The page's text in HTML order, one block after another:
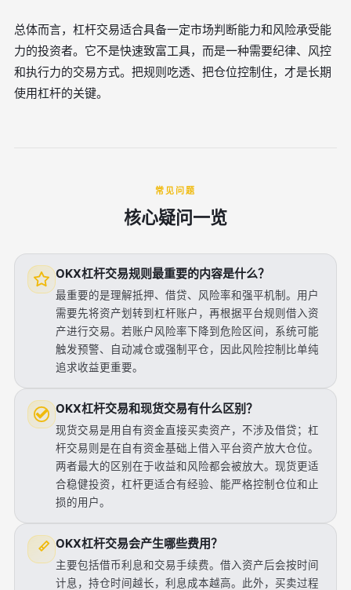
总体而言，杠杆交易适合具备一定市场判断能力和风险承受能
力的投资者。它不是快速致富工具，而是一种需要纪律、风控
和执行力的交易方式。把规则吃透、把仓位控制住，才是长期
使用杠杆的关键。
常见问题
核心疑问一览
OKX杠杆交易规则最重要的内容是什么？
最重要的是理解抵押、借贷、风险率和强平机制。用户
需要先将资产划转到杠杆账户，再根据平台规则借入资
产进行交易。若账户风险率下降到危险区间，系统可能
触发预警、自动减仓或强制平仓，因此风险控制比单纯
追求收益更重要。
OKX杠杆交易和现货交易有什么区别？
现货交易是用自有资金直接买卖资产，不涉及借贷；杠
杆交易则是在自有资金基础上借入平台资产放大仓位。
两者最大的区别在于收益和风险都会被放大。现货更适
合稳健投资，杠杆更适合有经验、能严格控制仓位和止
损的用户。
OKX杠杆交易会产生哪些费用？
主要包括借币利息和交易手续费。借入资产后会按时间
计息，持仓时间越长，利息成本越高。此外，买卖过程